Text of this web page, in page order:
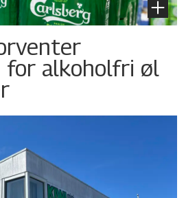
for alkoholfri øl